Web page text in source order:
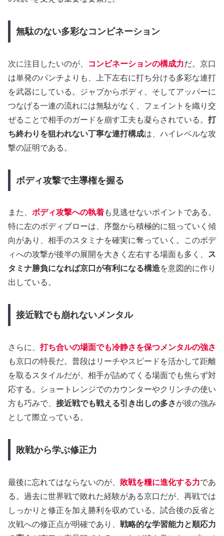
無駄のない多彩なコンビネーション
次に注目したいのが、 コンビネーションの構成力だ。京口
は単発のパンチよりも、上下左右に打ち分ける多彩な連打
を武器にしている。ジャブからボディ、そしてアッパーに
つなげる一連の流れには無駄がなく、フェイントを織り交
ぜることで相手のガードを崩す工夫も凝らされている。 打
ち終わりを狙われない丁寧な連打構成は、ハイレベルな攻
撃の証明である。
ボディ攻撃で主導権を握る
また、 ボディ攻撃への執着も見逃せないポイントである。
特に左のボディブローは、序盤から積極的に狙っていく傾
向があり、相手のスタミナを確実に奪っていく。このボデ
ィへの攻撃が後半の展開を大きく左右する場面も多く、 ス
タミナ勝負になれば京口が有利になる構造を意図的に作り
出している。
接近戦でも崩れないメンタル
さらに、打ち合いの場面でも冷静さを保つメンタルの強さ
も京口の特長だ。普段はリーチやスピードを活かして距離
を取るスタイルだが、相手が詰めてくる場面でも焦らず対
応する。ショートレンジでのカウンターやクリンチの使い
方も巧みで、 接近戦でも戦える引き出しの多さが彼の強み
として際立っている。
敗戦から学ぶ修正力
最後に忘れてはならないのが、 敗戦を糧に進化する力であ
る。過去に世界戦で敗れた経験がある京口だが、再戦では
しっかりと修正を加え勝利を収めている。試合後の反省と
次戦への修正点が明確であり、 戦略的な学習能力と順応力